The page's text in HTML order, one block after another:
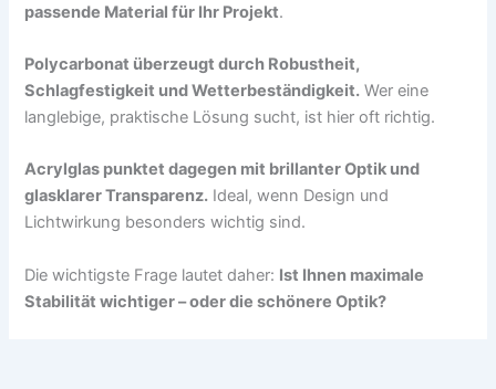
passende Material für Ihr Projekt.
Polycarbonat überzeugt durch Robustheit,
Schlagfestigkeit und Wetterbeständigkeit. Wer eine
langlebige, praktische Lösung sucht, ist hier oft richtig.
Acrylglas punktet dagegen mit brillanter Optik und
glasklarer Transparenz. Ideal, wenn Design und
Lichtwirkung besonders wichtig sind.
Die wichtigste Frage lautet daher: Ist Ihnen maximale
Stabilität wichtiger – oder die schönere Optik?